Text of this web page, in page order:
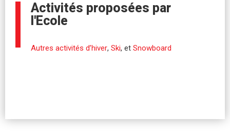
Activités proposées par
l'Ecole
Autres activités d’hiver, Ski, et Snowboard